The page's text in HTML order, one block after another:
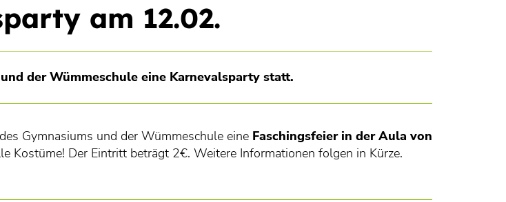
am 12.02.
der Wümmeschule eine Karnevalsparty statt.
Gymnasiums und der Wümmeschule eine Faschingsfeier in der Aula von
Der Eintritt beträgt 2€. Weitere Informationen folgen in Kürze.